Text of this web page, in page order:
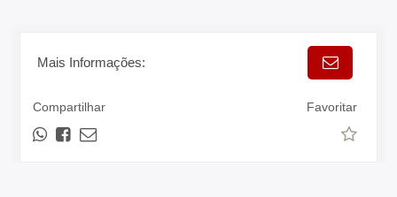
Mais Informações:
Compartilhar Favoritar